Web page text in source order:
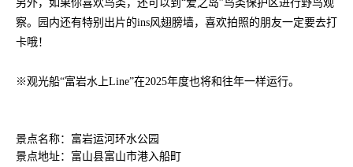
另外，如果你喜欢鸟类，还可以到“爱之岛”鸟类保护区进行野鸟观
察。园内还有特别出片的ins风翅膀墙，喜欢拍照的朋友一定要去打
卡哦！
※观光船“富岩水上Line”在2025年度也将和往年一样运行。
景点名称：富岩运河环水公园
景点地址：富山县富山市港入船町